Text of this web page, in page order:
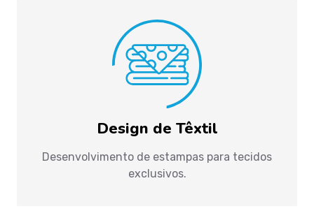
Design de Têxtil
Desenvolvimento de estampas para tecidos
exclusivos.